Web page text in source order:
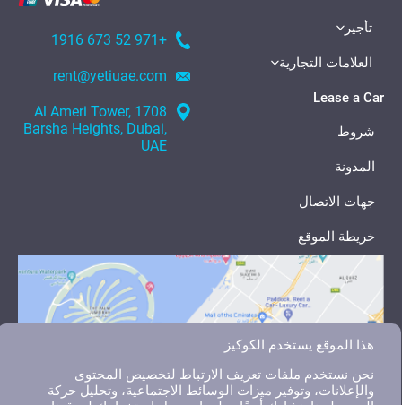
تأجير
العلامات التجارية
Lease a Car
شروط
المدونة
جهات الاتصال
خريطة الموقع
+971 52 673 1916
rent@yetiuae.com
1708 Al Ameri Tower,
Barsha Heights, Dubai,
UAE
هذا الموقع يستخدم الكوكيز
نحن نستخدم ملفات تعريف الارتباط لتخصيص المحتوى
والإعلانات، وتوفير ميزات الوسائط الاجتماعية، وتحليل حركة